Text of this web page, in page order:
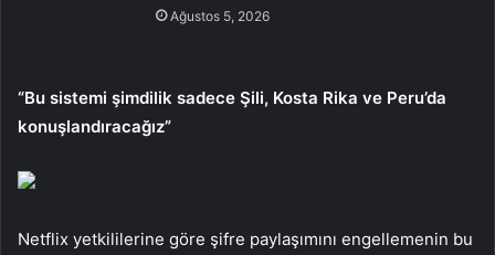
Ağustos 5, 2026
“Bu sistemi şimdilik sadece Şili, Kosta Rika ve Peru’da
konuşlandıracağız”
Netflix yetkililerine göre şifre paylaşımını engellemenin bu